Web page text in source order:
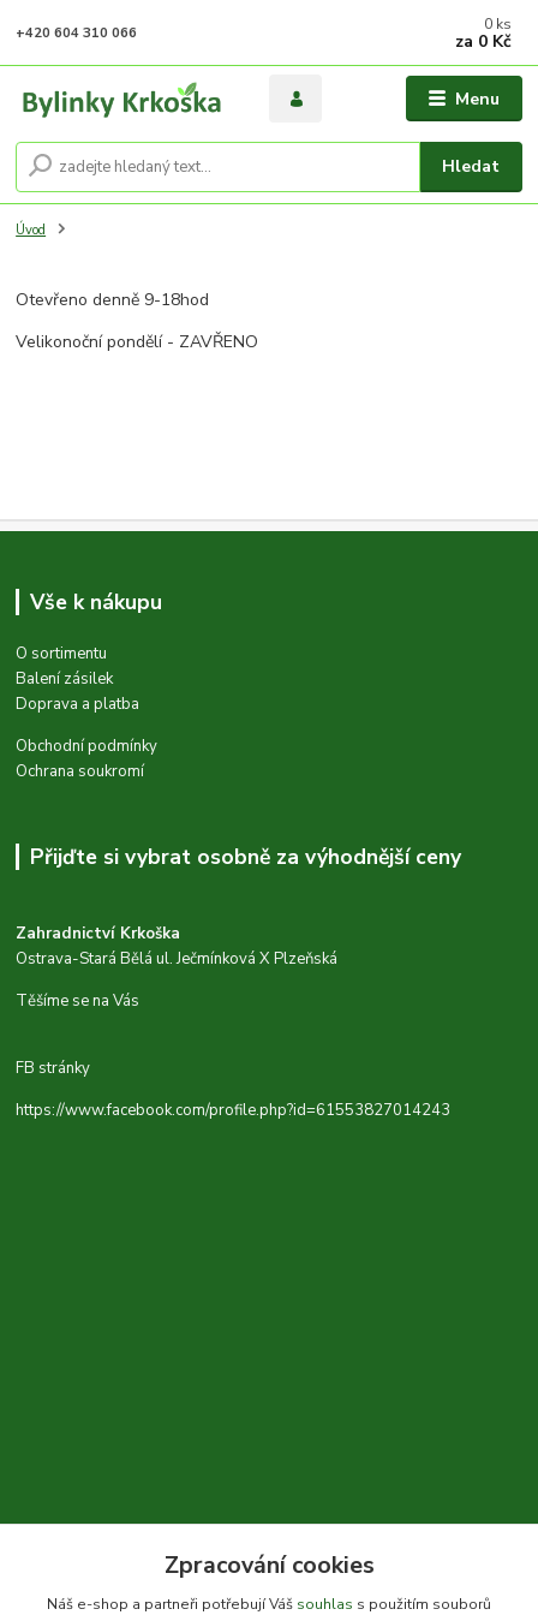
Menu
Hledat
+420 604 310 066 0 ks
za 0 Kč
Úvod
Otevřeno denně 9-18hod
Velikonoční pondělí - ZAVŘENO
Vše k nákupu
O sortimentu
Balení zásilek
Doprava a platba
Obchodní podmínky
Ochrana soukromí
Přijďte si vybrat osobně za výhodnější ceny
Zahradnictví Krkoška
Ostrava-Stará Bělá ul. Ječmínková X Plzeňská
Těšíme se na Vás
FB stránky
https://www.facebook.com/profile.php?id=61553827014243
+420 604 310 066
Zpracování cookies
Náš e-shop a partneři potřebují Váš souhlas s použitím souborů